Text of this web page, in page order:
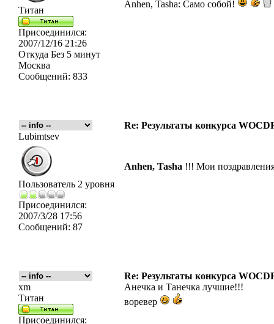
Титан
Присоединился:
2007/12/16 21:26
Откуда Без 5 минут
Москва
Сообщений: 833
Anhen, Tasha: Само собой!
Re: Результаты конкурса
Lubimtsev
Пользователь 2 уровня
Присоединился:
2007/3/28 17:56
Сообщений: 87
Anhen, Tasha !!! Мои
Re: Результаты конкурса
xm
Титан
Присоединился:
Анечка и Танечка лучшие!!!
воревер